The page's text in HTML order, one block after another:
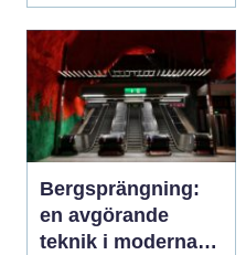
Bergsprängning:
en avgörande
teknik i moderna